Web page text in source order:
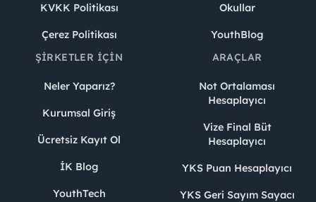
KVKK Politikası
Çerez Politikası
Okullar
YouthBlog
ŞIRKETLER İÇIN
Neler Yaparız?
Kurumsal Giriş
Ücretsiz Kayıt Ol
İK Blog
YouthTech
ARAÇLAR
Not Ortalaması
Hesaplayıcı
Vize Final Büt
Hesaplayıcı
YKS Puan Hesaplayıcı
YKS Geri Sayım Sayacı